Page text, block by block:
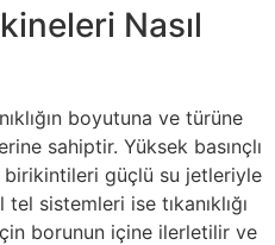
Nasıl
boyutuna ve türüne
sahiptir. Yüksek basınçlı
güçlü su jetleriyle
sistemleri ise tıkanıklığı
borunun içine ilerletilir ve